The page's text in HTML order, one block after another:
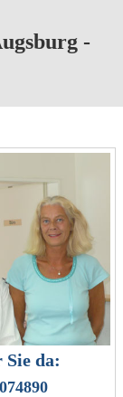
-
da: